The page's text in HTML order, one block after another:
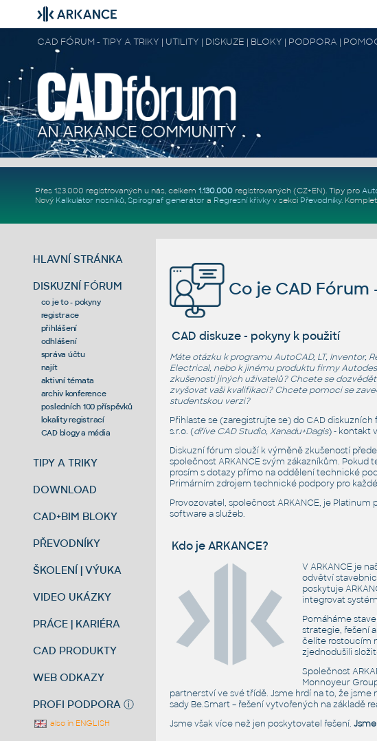
CAD FÓRUM - TIPY A TRIKY | UTILITY | DISKUZE | BLOKY | PODPORA |
Přes 123.000 registrovaných u nás, celkem 1.130.000registrovaných (CZ+EN). Tipy pro
Nový Kalkulátor nosníků, Spirograf generátor a Regresní křivkyv sekci Převodníky.
HLAVNÍ STRÁNKA
DISKUZNÍ FÓRUM
co je to - pokyny
registrace
přihlášení
odhlášení
správa účtu
najít
aktivní témata
archiv konference
posledních 100 příspěvků
lokality registrací
CAD blogy a média
TIPY A TRIKY
DOWNLOAD
CAD+BIM BLOKY
PŘEVODNÍKY
ŠKOLENÍ | VÝUKA
VIDEO UKÁZKY
PRÁCE | KARIÉRA
CAD PRODUKTY
WEB ODKAZY
PROFI PODPORA ⓘ
also in ENGLISH
Co je CAD Fórum
CAD diskuze - pokyny k použití
Máte otázku k programu AutoCAD, LT, Inventor,
Electrical, nebo k jinému produktu firmy
zkušenosti jiných uživatelů? Chcete se
zvyšovat vaši kvalifikaci? Chcete pomoci se
studentskou verzi?
Přihlaste se (zaregistrujte se) do CAD
s.r.o. (dříve CAD Studio, Xanadu+Dagis) - kontakt
Diskuzní fórum slouží k výměně zkušeností
společnost ARKANCE svým zákazníkům.
prosím s dotazy přímo na oddělení technické
Primárním zdrojem technické podpory pro
Provozovatel, společnost ARKANCE, je
software a služeb.
Kdo je ARKANCE?
V ARKANCE je
odvětví
poskytuje
integrovat
Pomáháme
strategie, řešení
čelíte rostoucím
zjednodušili
Společnost
Monnoyeur
partnerství ve své třídě. Jsme hrdí na to, že
sady Be.Smart – řešení vytvořených na základě
Jsme však více než jen poskytovatel řešení.